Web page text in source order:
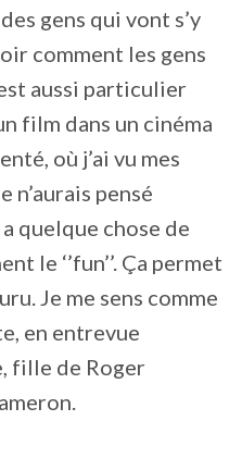
gens qui vont s’y
comment les gens
aussi particulier
film dans un cinéma
où j’ai vu mes
n’aurais pensé
quelque chose de
le ‘’fun’’. Ça permet
Je me sens comme
en entrevue
fille de Roger